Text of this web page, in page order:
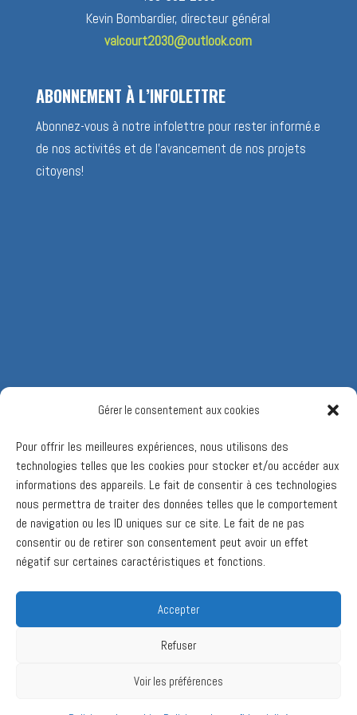
Gérer le consentement aux cookies
Pour offrir les meilleures expériences, nous utilisons des
technologies telles que les cookies pour stocker et/ou accéder aux
informations des appareils. Le fait de consentir à ces technologies
nous permettra de traiter des données telles que le comportement
de navigation ou les ID uniques sur ce site. Le fait de ne pas
consentir ou de retirer son consentement peut avoir un effet
négatif sur certaines caractéristiques et fonctions.
Accepter
Refuser
Voir les préférences
Kevin Bombardier, directeur général
valcourt2030@outlook.com
ABONNEMENT À L’INFOLETTRE
Abonnez-vous à notre infolettre pour rester informé.e
de nos activités et de l’avancement de nos projets
citoyens!
Ⓒ 2017 Valcourt 2030. Tous droits réservés.